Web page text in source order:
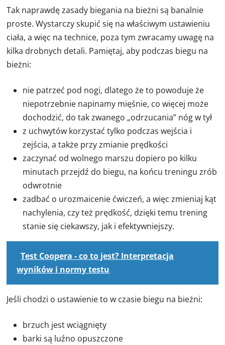
Tak naprawdę zasady biegania na bieżni są banalnie
proste. Wystarczy skupić się na właściwym ustawieniu
ciała, a więc na technice, poza tym zwracamy uwagę na
kilka drobnych detali. Pamiętaj, aby podczas biegu na
bieżni:
nie patrzeć pod nogi, dlatego że to powoduje że
niepotrzebnie napinamy mięśnie, co więcej może
dochodzić, do tak zwanego „odrzucania” nóg w tył
z uchwytów korzystać tylko podczas wejścia i
zejścia, a także przy zmianie prędkości
zaczynać od wolnego marszu dopiero po kilku
minutach przejdź do biegu, na końcu treningu zrób
odwrotnie
zadbać o urozmaicenie ćwiczeń, a więc zmieniaj kąt
nachylenia, czy też prędkość, dzięki temu trening
stanie się ciekawszy, jak i efektywniejszy.
Test Coopera - co to jest? Interpretacja
wyników i normy testu
Jeśli chodzi o ustawienie to w czasie biegu na bieżni:
brzuch jest wciągnięty
barki są luźno opuszczone